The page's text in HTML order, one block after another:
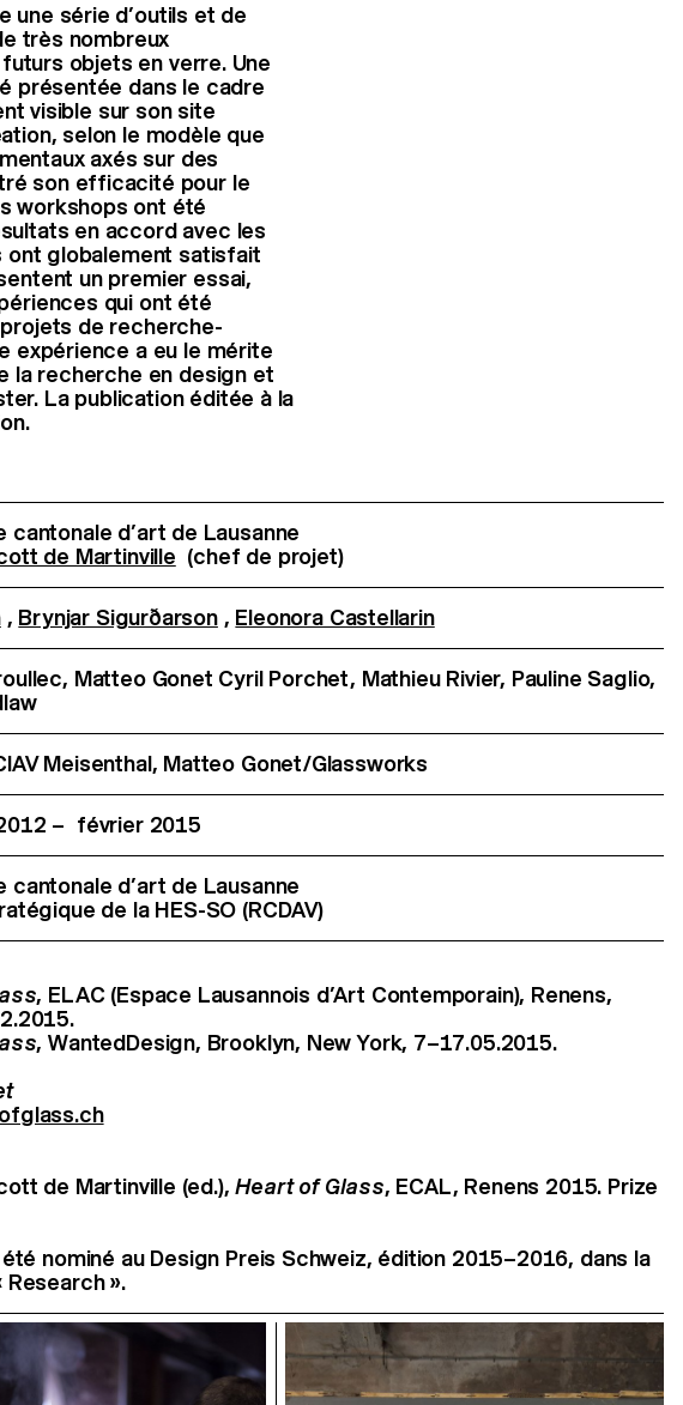
une série d’outils et de
très nombreux
objets en verre. Une
présentée dans le cadre
visible sur son site
selon le modèle que
axés sur des
son efficacité pour le
workshops ont été
en accord avec les
ont globalement satisfait
un premier essai,
qui ont été
de recherche-
expérience a eu le mérite
la recherche en design et
La publication éditée à la
cantonale d’art de Lausanne
de Martinville (chef de projet)
, Brynjar Sigurðarson, Eleonora Castellarin
Matteo Gonet Cyril Porchet, Mathieu Rivier, Pauline Saglio,
Meisenthal, Matteo Gonet/Glassworks
– février 2015
cantonale d’art de Lausanne
de la HES-SO (RCDAV)
, ELAC (Espace Lausannois d’Art Contemporain), Renens,
, WantedDesign, Brooklyn, New York, 7–17.05.2015.
de Martinville (ed.),Heart of Glass, ECAL, Renens 2015. Prize
nominé au Design Preis Schweiz, édition 2015–2016, dans la
».